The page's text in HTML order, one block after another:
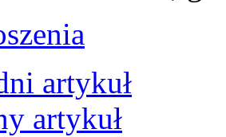
artykuł
artykuł